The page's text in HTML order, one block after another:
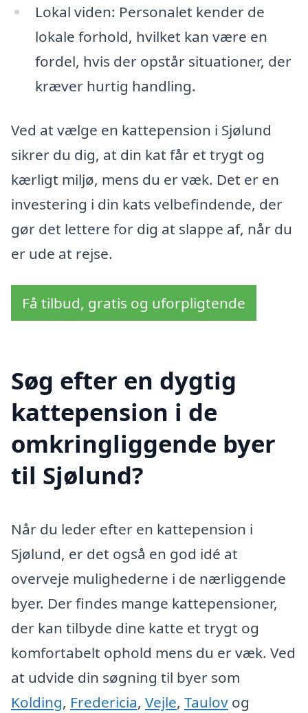
Lokal viden: Personalet kender de
lokale forhold, hvilket kan være en
fordel, hvis der opstår situationer, der
kræver hurtig handling.
Ved at vælge en kattepension i Sjølund
sikrer du dig, at din kat får et trygt og
kærligt miljø, mens du er væk. Det er en
investering i din kats velbefindende, der
gør det lettere for dig at slappe af, når du
er ude at rejse.
Få tilbud, gratis og uforpligtende
Søg efter en dygtig
kattepension i de
omkringliggende byer
til Sjølund?
Når du leder efter en kattepension i
Sjølund, er det også en god idé at
overveje mulighederne i de nærliggende
byer. Der findes mange kattepensioner,
der kan tilbyde dine katte et trygt og
komfortabelt ophold mens du er væk. Ved
at udvide din søgning til byer som
Kolding, Fredericia, Vejle, Taulov og